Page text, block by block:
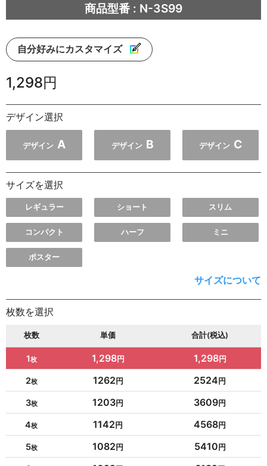
商品型番 : N-3S99
自分好みにカスタマイズ
1,298円
デザイン選択
デザイン A デザイン B デザイン C
サイズを選択
レギュラー ショート スリム
コンパクト ハーフ ミニ
ポスター
サイズについて
枚数を選択
枚数 単価 合計(税込)
1 1,298 1,298
2 1262 2524
3 1203 3609
4 1142 4568
5 1082 5410